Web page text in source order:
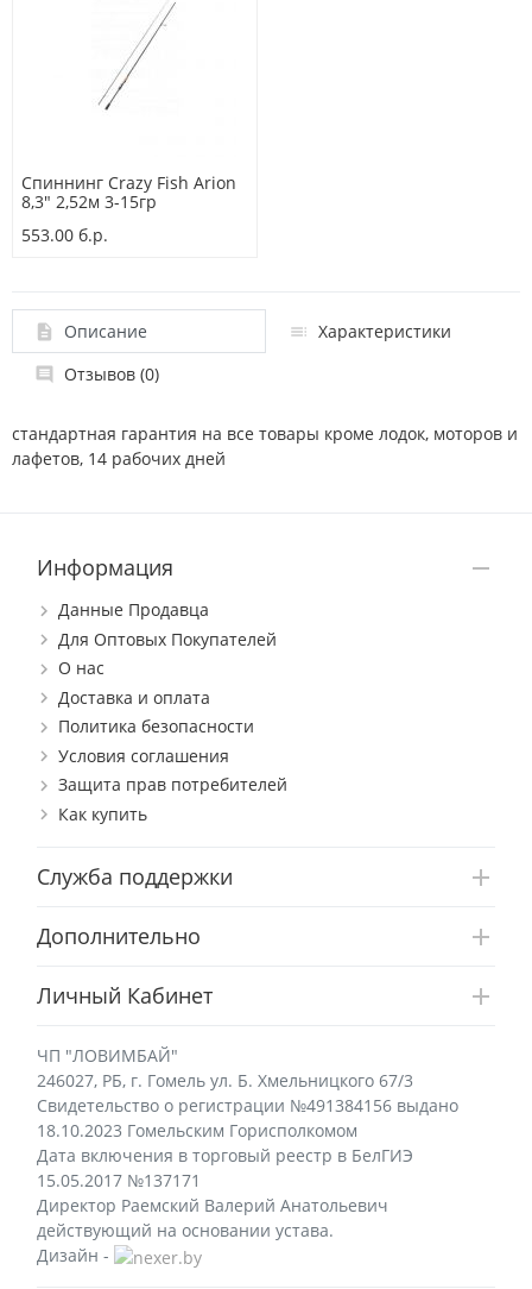
Спиннинг Crazy Fish Arion
8,3" 2,52м 3-15гр
553.00 б.р.
Описание
Характеристики
Отзывов (0)
стандартная гарантия на все товары кроме лодок, моторов и
лафетов, 14 рабочих дней
Информация
Данные Продавца
Для Оптовых Покупателей
О нас
Доставка и оплата
Политика безопасности
Условия соглашения
Защита прав потребителей
Как купить
Служба поддержки
Дополнительно
Личный Кабинет
ЧП "ЛОВИМБАЙ"
246027, РБ, г. Гомель ул. Б. Хмельницкого 67/3
Свидетельство о регистрации №491384156 выдано
18.10.2023 Гомельским Горисполкомом
Дата включения в торговый реестр в БелГИЭ
15.05.2017 №137171
Директор Раемский Валерий Анатольевич
действующий на основании устава.
Дизайн -